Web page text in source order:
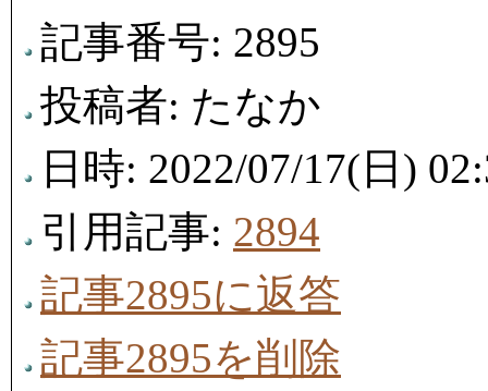
記事番号: 2895
投稿者: たなか
日時: 2022/07/17(日)
引用記事: 2894
記事2895に返答
記事2895を削除